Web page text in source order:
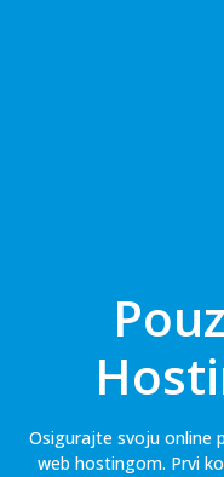
Osigurajte svoju online
web hostingom. Prvi